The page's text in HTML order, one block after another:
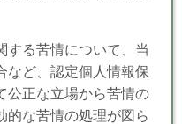
する苦情について、当
など、認定個人情報保
公正な立場から苦情の
的な苦情の処理が図ら